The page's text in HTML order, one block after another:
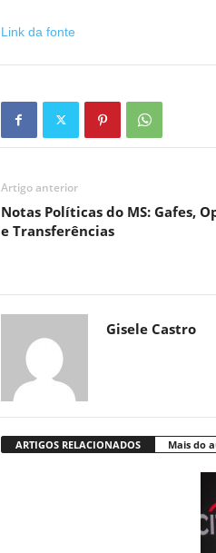
Link da fonte
Artigo anterior
Notas Políticas do MS: Gafes,
e Transferências
Gisele Castro
ARTIGOS RELACIONADOS Mais do